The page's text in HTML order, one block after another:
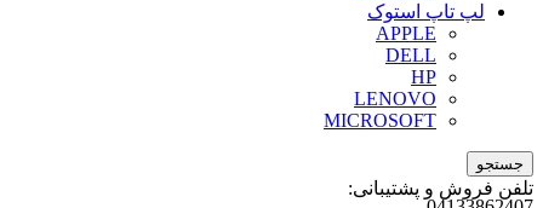
لپ تاپ استوک
APPLE
DELL
HP
LENOVO
MICROSOFT
جستجو
تلفن فروش و پشتیبانی: